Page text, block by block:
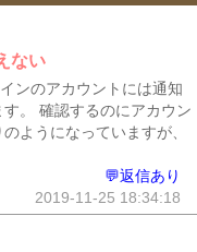
ない
ンのアカウントには通知
。 確認するのにアカウン
ようになっていますが、
💬返信あり
2019-11-25 18:34:18